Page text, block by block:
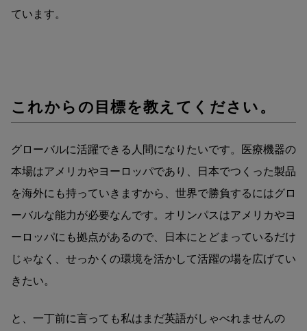
ています。
これからの目標を教えてください。
グローバルに活躍できる人間になりたいです。医療機器の
本場はアメリカやヨーロッパであり、日本でつくった製品
を海外にも持っていきますから、世界で勝負するにはグロ
ーバルな能力が必要なんです。オリンパスはアメリカやヨ
ーロッパにも拠点があるので、日本にとどまっているだけ
じゃなく、せっかくの環境を活かして活躍の場を広げてい
きたい。
と、一丁前に言っても私はまだ英語がしゃべれませんの